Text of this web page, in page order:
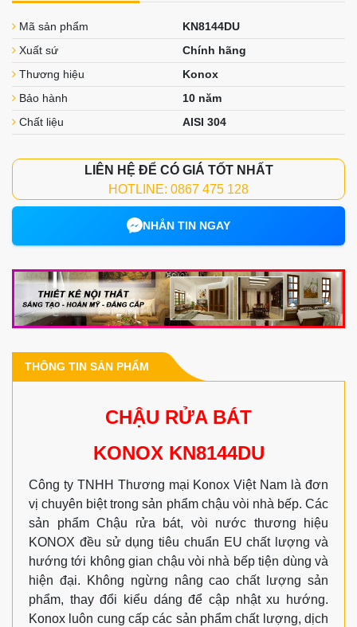
Mã sản phẩm
KN8144DU
Xuất sứ
Chính hãng
Thương hiệu
Konox
Bảo hành
10 năm
Chất liệu
AISI 304
LIÊN HỆ ĐỂ CÓ GIÁ TỐT NHẤT
HOTLINE: 0867 475 128
NHẮN TIN NGAY
THÔNG TIN SẢN PHẨM
CHẬU RỬA BÁT
KONOX KN8144DU
Công ty TNHH Thương mại Konox Việt Nam là đơn
vị chuyên biệt trong sản phẩm chậu vòi nhà bếp. Các
sản phẩm Chậu rửa bát, vòi nước thương hiệu
KONOX đều sử dụng tiêu chuẩn EU chất lượng và
hướng tới không gian chậu vòi nhà bếp tiện dùng và
hiện đại. Không ngừng nâng cao chất lượng sản
phẩm, thay đổi kiểu dáng để cập nhật xu hướng.
Konox luôn cung cấp các sản phẩm chất lượng, dịch